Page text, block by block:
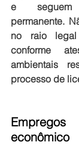
e seguem
permanente.
no raio legal
conforme
ambientais
processo de
econômico